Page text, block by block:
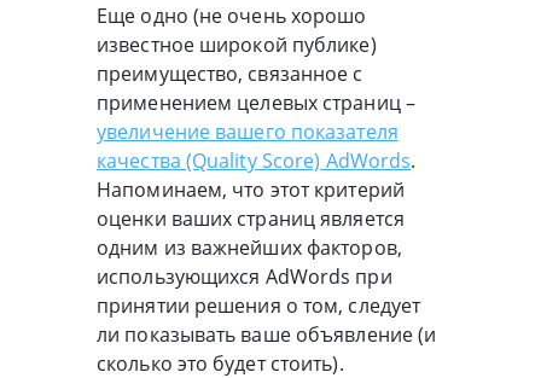
Еще одно (не очень хорошо
известное широкой публике)
преимущество, связанное с
применением целевых страниц –
увеличение вашего показателя
качества (Quality Score) AdWords.
Напоминаем, что этот критерий
оценки ваших страниц является
одним из важнейших факторов,
использующихся AdWords при
принятии решения о том, следует
ли показывать ваше объявление (и
сколько это будет стоить).